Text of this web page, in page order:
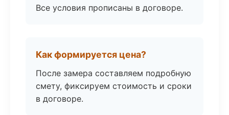
Все условия прописаны в договоре.
Как формируется цена?
После замера составляем подробную
смету, фиксируем стоимость и сроки
в договоре.